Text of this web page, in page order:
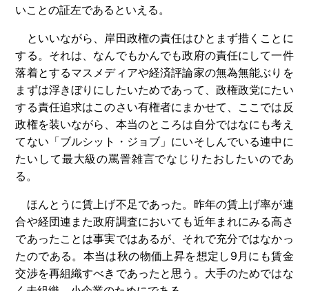
いことの証左であるといえる。
といいながら、岸田政権の責任はひとまず措くことに
する。それは、なんでもかんでも政府の責任にして一件
落着とするマスメディアや経済評論家の無為無能ぶりを
まずは浮きぼりにしたいためであって、政権政党にたい
する責任追求はこのさい有権者にまかせて、ここでは反
政権を装いながら、本当のところは自分ではなにも考え
てない「ブルシット・ジョブ」にいそしんでいる連中に
たいして最大級の罵詈雑言でなじりたおしたいのであ
る。
ほんとうに賃上げ不足であった。昨年の賃上げ率が連
合や経団連また政府調査においても近年まれにみる高さ
であったことは事実ではあるが、それで充分ではなかっ
たのである。本当は秋の物価上昇を想定し9月にも賃金
交渉を再組織すべきであったと思う。大手のためではな